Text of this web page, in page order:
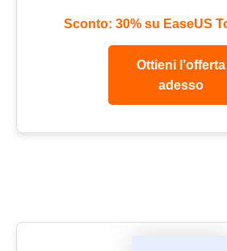
Sconto: 30% su EaseUS
Ottieni l’offerta
adesso